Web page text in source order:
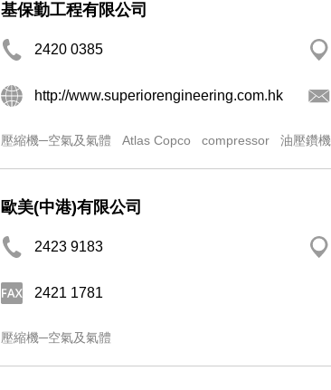
基保勤工程有限公司
2420 0385
http://www.superiorengineering.com.hk
壓縮機─空氣及氣體 Atlas Copco compressor 油壓鑽機
歐美(中港)有限公司
2423 9183
2421 1781
壓縮機─空氣及氣體